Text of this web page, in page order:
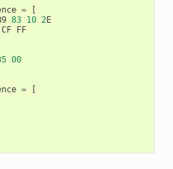
=
83 10 2E
CF
FF
00
=